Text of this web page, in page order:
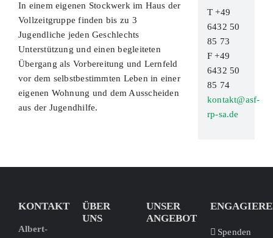
In einem eigenen Stockwerk im Haus der
Vollzeitgruppe finden bis zu 3
Jugendliche jeden Geschlechts
Unterstützung und einen begleiteten
Übergang als Vorbereitung und Lernfeld
vor dem selbstbestimmten Leben in einer
eigenen Wohnung und dem Ausscheiden
aus der Jugendhilfe.
T +49
6432 50
85 73
F +49
6432 50
85 74
kontakt@asf-
rp-sa.de
KONTAKT
Albert-
ÜBER
UNS
UNSER
ANGEBOT
Spenden